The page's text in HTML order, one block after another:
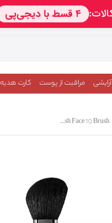
آرایشی مراقبت از پوست کارت هدیه
Kiko Brushes Blush Face 10 Brush